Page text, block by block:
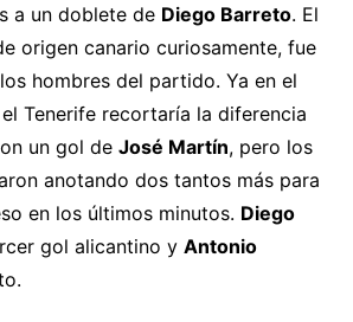
a un doblete de Diego Barreto. El
de origen canario curiosamente, fue
hombres del partido. Ya en el
Tenerife recortaría la diferencia
un gol de José Martín, pero los
anotando dos tantos más para
en los últimos minutos. Diego
gol alicantino y Antonio